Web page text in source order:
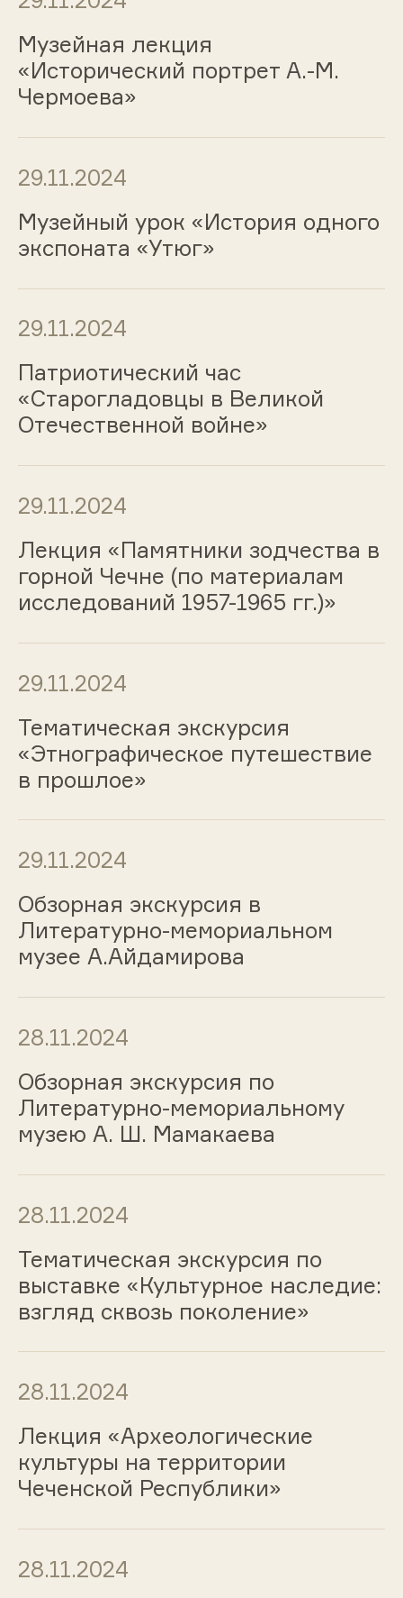
Музейная лекция
«Исторический портрет А.-М.
Чермоева»
29.11.2024
Музейный урок «История одного
экспоната «Утюг»
29.11.2024
Патриотический час
«Старогладовцы в Великой
Отечественной войне»
29.11.2024
Лекция «Памятники зодчества в
горной Чечне (по материалам
исследований 1957-1965 гг.)»
29.11.2024
Тематическая экскурсия
«Этнографическое путешествие
в прошлое»
29.11.2024
Обзорная экскурсия в
Литературно-мемориальном
музее А.Айдамирова
28.11.2024
Обзорная экскурсия по
Литературно-мемориальному
музею А. Ш. Мамакаева
28.11.2024
Тематическая экскурсия по
выставке «Культурное наследие:
взгляд сквозь поколение»
28.11.2024
Лекция «Археологические
культуры на территории
Чеченской Республики»
28.11.2024